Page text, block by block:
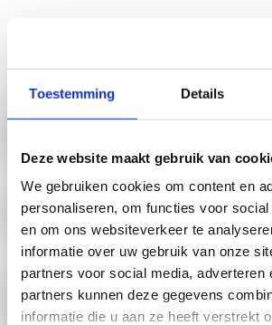
Toestemming Details
Deze website maakt gebruik van
We gebruiken cookies om content en
personaliseren, om functies voor
en om ons websiteverkeer te
informatie over uw gebruik van onze
partners voor social media, adverteren
partners kunnen deze gegevens
informatie die u aan ze heeft verstrekt
Wet zorg en dwang
Praatposter wat wil en mag
Praat er over
Praat met anderen over de
dwang
In gesprek gaan